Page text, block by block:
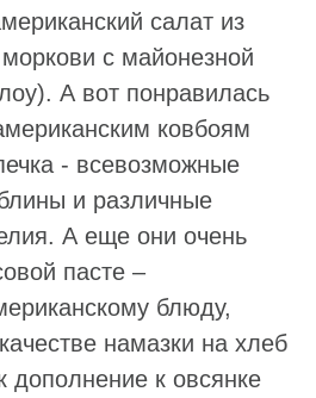
салат из
с майонезной
А вот понравилась
ковбоям
- всевозможные
и различные
А еще они очень
пасте –
блюду,
намазки на хлеб
дополнение к овсянке